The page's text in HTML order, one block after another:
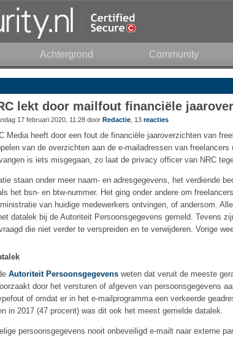
Achtergrond Community
lekt door mailfout financiële
17 februari 2020, 11:28 door Redactie , 13 reacties
Media heeft door een fout de financiële jaaroverzichten van
van de overzichten aan de e-mailadressen van
is iets misgegaan, zo laat de privacy officer van NRC
staan onder meer naam- en adresgegevens, het verdiende
het bsn- en btw-nummer. Het ging onder andere om
van huidige medewerkers ontvingen, of andersom.
datalek bij de Autoriteit Persoonsgegevens gemeld. Tevens
die niet verder te verspreiden en te verwijderen. Vorige
Autoriteit Persoonsgegevens weten dat veruit de meeste
door het versturen of afgeven van persoonsgegevens
of omdat er in het e-mailprogramma een verkeerde
in 2017 (47 procent) was dit ook het meest gemelde datalek.
persoonsgegevens nooit onbeveiligd e-mailt naar externe